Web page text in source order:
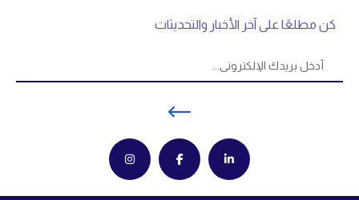
كن مطلعًا على آخر الأخبار والتحديثات